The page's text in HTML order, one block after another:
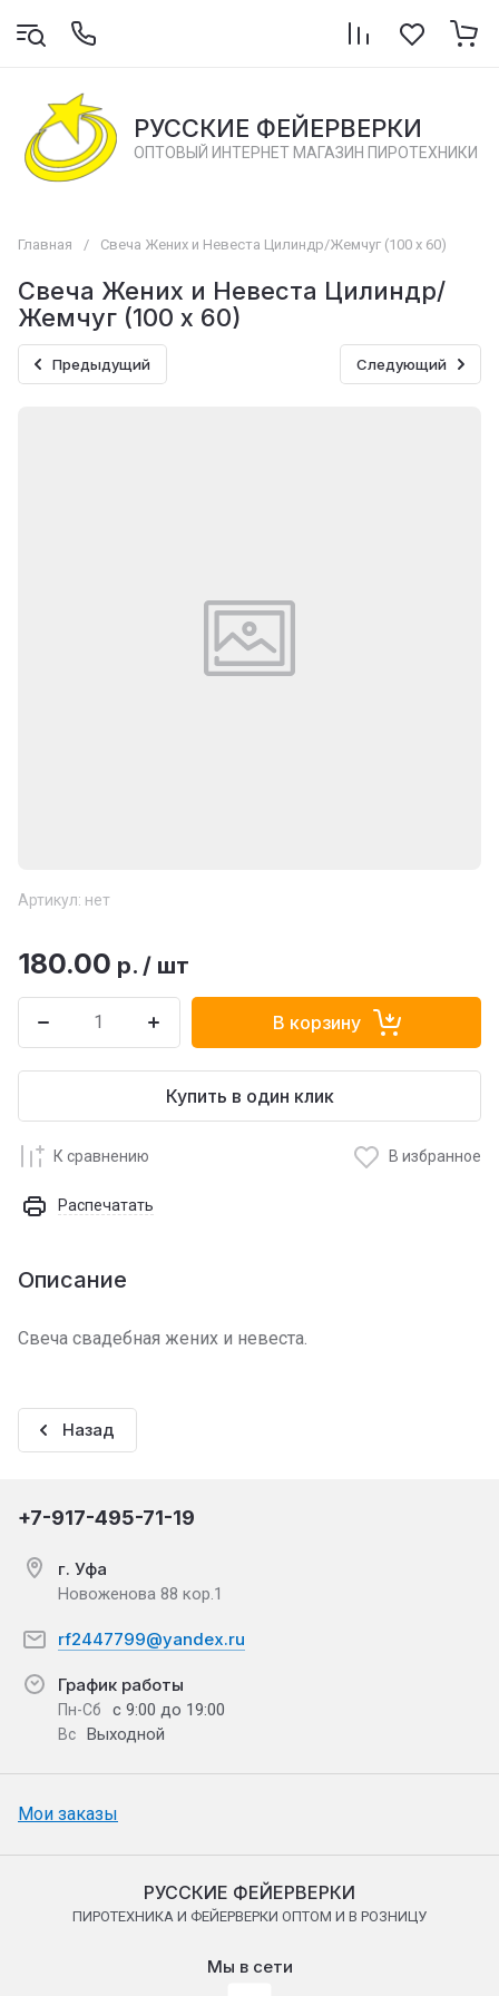
РУССКИЕ ФЕЙЕРВЕРКИ
ОПТОВЫЙ ИНТЕРНЕТ МАГАЗИН ПИРОТЕХНИКИ
Главная / Свеча Жених и Невеста Цилиндр/Жемчуг (100 х 60)
Свеча Жених и Невеста Цилиндр/
Жемчуг (100 х 60)
Предыдущий Следующий
Артикул: нет
180.00 р. / шт
В корзину
Купить в один клик
К сравнению В избранное
Распечатать
Описание
Свеча свадебная жених и невеста.
Назад
+7-917-495-71-19
г. Уфа
Новоженова 88 кор.1
rf2447799@yandex.ru
График работы
Пн-Сб с 9:00 до 19:00
Вс Выходной
Мои заказы
РУССКИЕ ФЕЙЕРВЕРКИ
ПИРОТЕХНИКА И ФЕЙЕРВЕРКИ ОПТОМ И В РОЗНИЦУ
Мы в сети